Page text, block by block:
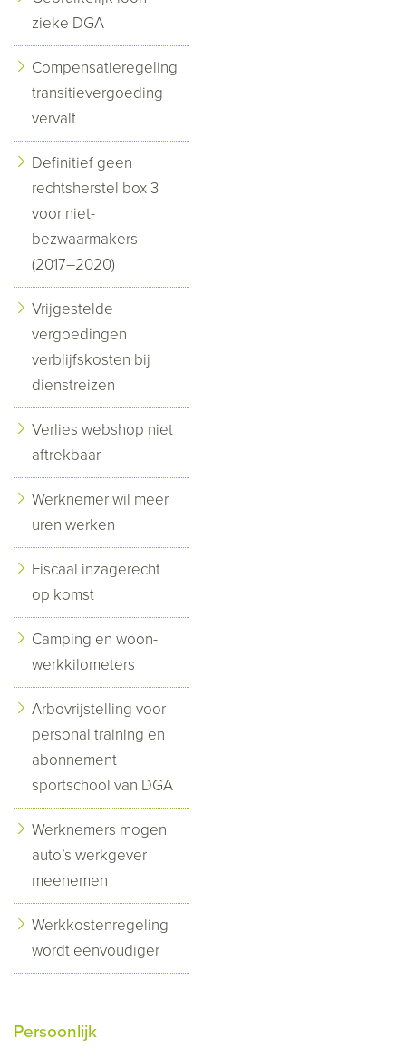
zieke DGA
Compensatieregeling
transitievergoeding
vervalt
Definitief geen
rechtsherstel box 3
voor niet-
bezwaarmakers
(2017–2020)
Vrijgestelde
vergoedingen
verblijfskosten bij
dienstreizen
Verlies webshop niet
aftrekbaar
Werknemer wil meer
uren werken
Fiscaal inzagerecht
op komst
Camping en woon-
werkkilometers
Arbovrijstelling voor
personal training en
abonnement
sportschool van DGA
Werknemers mogen
auto’s werkgever
meenemen
Werkkostenregeling
wordt eenvoudiger
Persoonlijk